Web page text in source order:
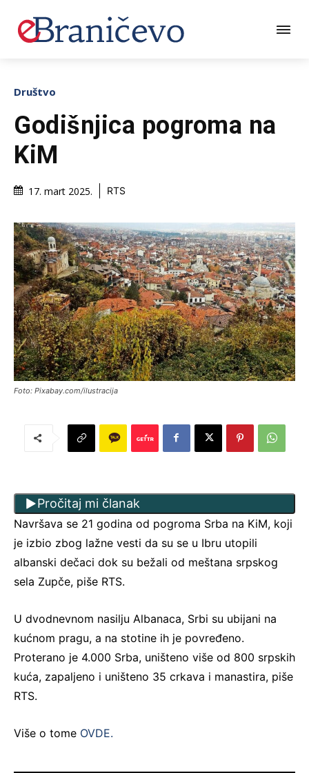
Društvo
Godišnjica pogroma na
KiM
17. mart 2025. RTS
Foto: Pixabay.com/ilustracija
Pročitaj mi članak
Navršava se 21 godina od pogroma Srba na KiM, koji
je izbio zbog lažne vesti da su se u Ibru utopili
albanski dečaci dok su bežali od meštana srpskog
sela Zupče, piše RTS.
U dvodnevnom nasilju Albanaca, Srbi su ubijani na
kućnom pragu, a na stotine ih je povređeno.
Proterano je 4.000 Srba, uništeno više od 800 srpskih
kuća, zapaljeno i uništeno 35 crkava i manastira, piše
RTS.
Više o tome OVDE.